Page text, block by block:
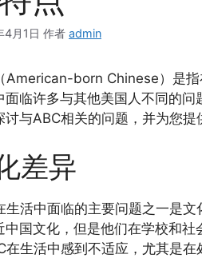
月1日 作者 admin
American-born Chinese）是指
面临许多与其他美国人不同的
讨与ABC相关的问题，并为您提
差异
生活中面临的主要问题之一是
中国文化，但是他们在学校和
在生活中感到不适应，尤其是在